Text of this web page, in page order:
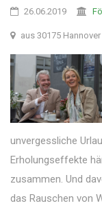
26.06.2019
aus 30175 Hannover
unvergessliche
Erholungseffekte
zusammen. Und
das Rauschen von